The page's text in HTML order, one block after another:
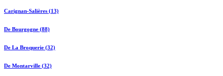
Carignan-Salières (13)
De Bourgogne (88)
De La Broquerie (32)
De Montarville (32)